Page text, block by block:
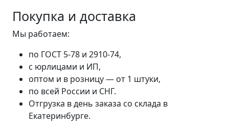
Покупка и доставка
Мы работаем:
по ГОСТ 5-78 и 2910-74,
с юрлицами и ИП,
оптом и в розницу — от 1 штуки,
по всей России и СНГ.
Отгрузка в день заказа со склада в
Екатеринбурге.